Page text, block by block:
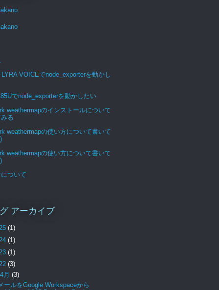
VOICEでnode_exporterを動かし
でnode_exporterを動かしたい
weathermapのインストールについて
る
weathermapの使い方について書いて
weathermapの使い方について書いて
ついて
アーカイブ
(1)
(1)
(1)
(3)
4月 (3)
ールをGoogle Workspaceから